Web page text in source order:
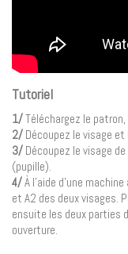
Tutoriel
1/Téléchargez le
2/ Découpez le visage
3/ Découpez le visage
(pupille).
4/À l’aide d’une
et A2 des deux visages.
ensuite les deux parties
ouverture.